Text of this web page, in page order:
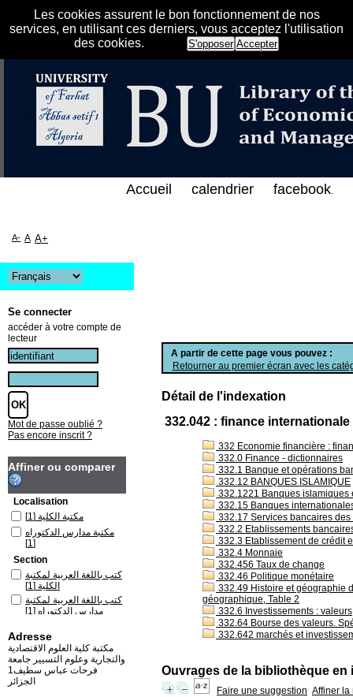
Les cookies assurent le bon fonctionnement de nos
services, en utilisant ces derniers, vous acceptez l'utilisation
des cookies.
S'opposer Accepter
الإلكتروني على الخط المباشر لمكتبة كلية
A partir de cette page vous pouvez :
Retourner au premier écran avec les
Détail de l'indexation
332.042 : finance internationale
332 Economie financière :
332.0 Finance - dictionnaires
332.1 Banque et opérations
332.12 BANQUES ISLAMIQUE
332.1221 Banques islamiques
332.15 Banques
332.17 Services bancaires
332.2 Etablissements
332.3 Etablissement de crédit
332.4 Monnaie
332.456 Taux de change
332.46 Politique monétaire
332.49 Histoire et géographie
géographique, Table 2
332.6 Investissements :
332.64 Bourse des valeurs.
332.642 marchés et
Ouvrages de la bibliothèque en
Faire une suggestion Affiner la
Accueil calendrier facebook.
A- A A+
Se connecter
accéder à votre compte de
lecteur
Mot de passe oublié ?
Pas encore inscrit ?
Affiner ou comparer
Localisation
مكتبة الكلية [1]
مكتبة مدارس الدكتوراه
[1]
Section
كتب باللغة العربية لمكتبة
الكلية [1]
كتب باللغة العربية لمكتبة
مدارس الدكتوراه [1]
Adresse
مكتبة كلية العلوم الاقتصادية
والتجارية وعلوم التسيير جامعة
فرحات عباس سطيف1
الجزائر